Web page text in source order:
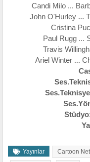
Candi Milo ...
John O'Hurley ...
Cristina
Paul Rugg ...
Travis
Ariel Winter ...
Stüdyo
Yayınlar Cartoon